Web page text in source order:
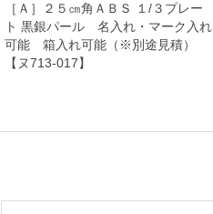
名
入
マ
入
［Ａ］２５㎝角ＡＢＳ １/３プレー
ト 黒銀パール 名入れ・マーク入れ
可能 箱入れ可能（※別途見積）
【ヌ713-017】